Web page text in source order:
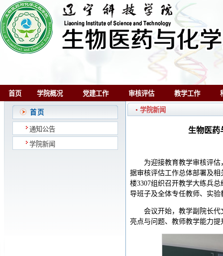
首页 学院概况 党建工作 审核评估 教学工作
首页
通知公告
学院新闻
学院新闻
生物医药
为迎接教育教学审核评
据审核评估工作总体部署及
楼3307组织召开教学大练兵
导班子及全体专任教师、实验
会议开始，教学副院长
亮点与问题、教师教学能力